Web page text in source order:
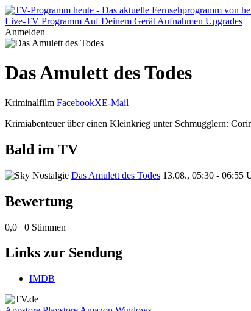
Live-TV Programm Auf Deinem Gerät Aufnahmen Upgrades
Anmelden
Das Amulett des Todes
Kriminalfilm FacebookXE-Mail
Krimiabenteuer über einen Kleinkrieg unter Schmugglern:
Bald im TV
Das Amulett des Todes 13.08., 05:30 - 06:55
Bewertung
0,0 0 Stimmen
Links zur Sendung
IMDB